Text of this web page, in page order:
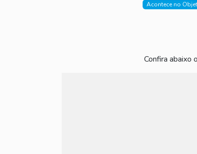
Acontece no
Confira abaixo